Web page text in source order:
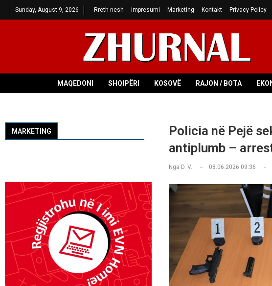
Sunday, August 9, 2026 Rreth nesh Impresumi Marketing Kontakt Privacy Policy
MAQEDONI SHQIPËRI KOSOVË RAJON / BOTA
Policia në Pejë
antiplumb –
Nga D. V. 08.06.2026 09:36
MARKETING